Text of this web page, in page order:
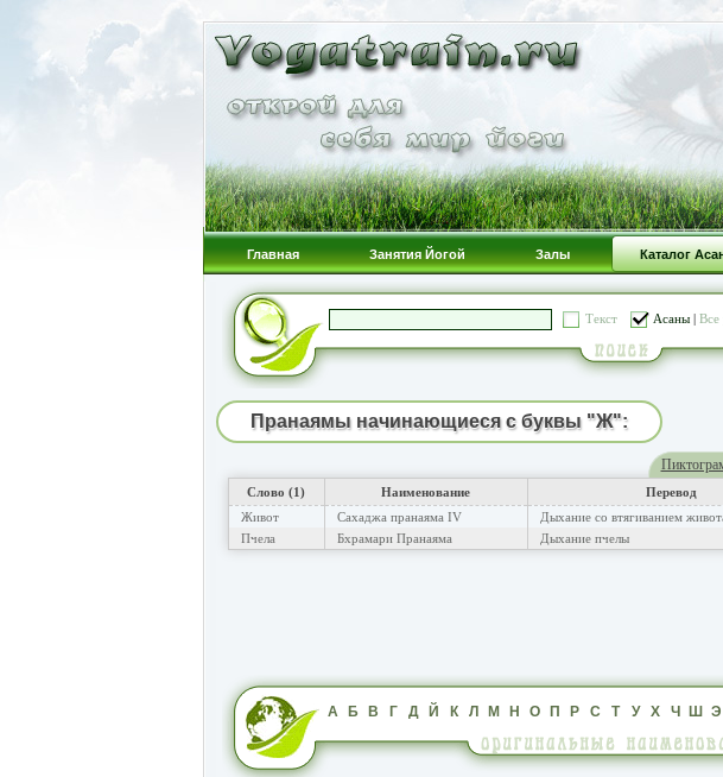
Главная Занятия Йогой Залы Каталог
Текст Асаны| Все
Пранаямы начинающиеся с буквы "Ж":
Слово (1) Наименование Перевод
Живот
Сахаджа пранаяма IV Дыхание со втягиванием
Пчела
Бхрамари Пранаяма Дыхание пчелы
А Б В Г Д Й К Л М Н О П Р С Т У Х Ч Ш Э